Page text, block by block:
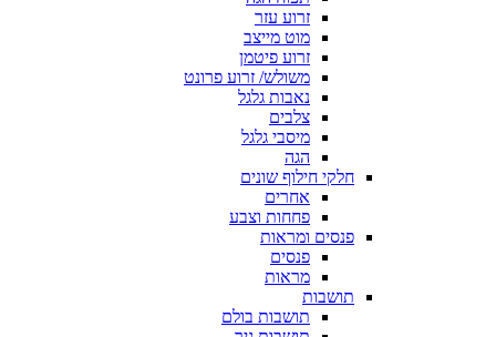
זרוע עזר
מוט מייצב
זרוע פיטמן
משולש/ זרוע פרונט
נאבות גלגל
צלבים
מיסבי גלגל
הגה
חלקי חילוף שונים
אחרים
פחחות וצבע
פנסים ומראות
פנסים
מראות
תושבות
תושבות בולם